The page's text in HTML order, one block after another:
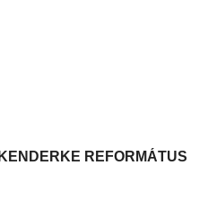
REFORMÁTUS